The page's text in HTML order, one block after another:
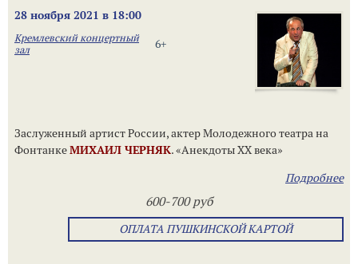
28 ноября 2021 в 18:00
6+
Кремлевский концертный
зал
Заслуженный артист России, актер Молодежного театра на
ФонтанкеМИХАИЛ ЧЕРНЯК. «Анекдоты ХХ века»
Подробнее
600-700 руб
ОПЛАТА ПУШКИНСКОЙ КАРТОЙ